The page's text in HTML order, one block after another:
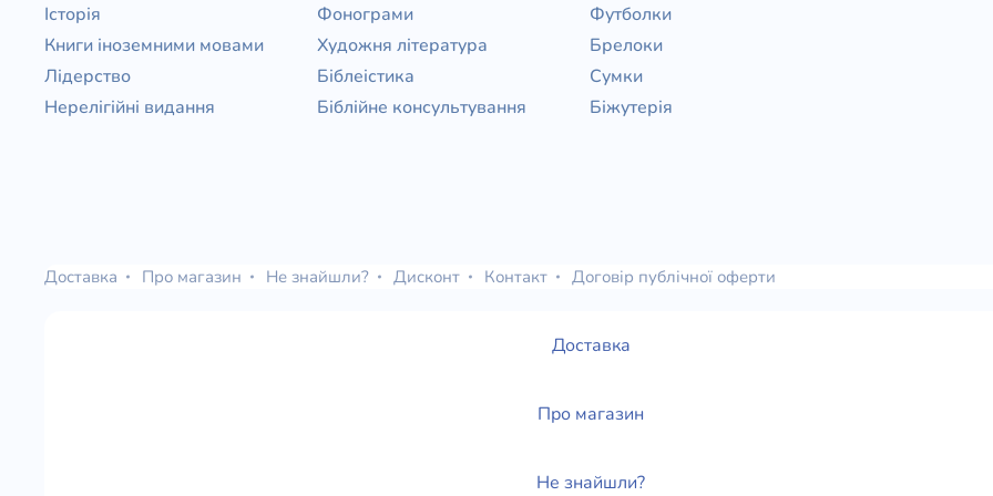
Історія
Книги іноземними мовами
Лідерство
Нерелігійні видання
Фонограми
Художня література
Біблеістика
Біблійне консультування
Футболки
Брелоки
Сумки
Біжутерія
Доставка Про магазин Не знайшли? Дисконт Контакт Договір публічної оферти
Доставка
Про магазин
Не знайшли?